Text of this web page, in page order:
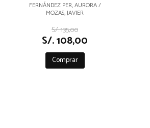
FERNÁNDEZ PER, AURORA /
MOZAS, JAVIER
S/. 135,00
S/. 108,00
Comprar